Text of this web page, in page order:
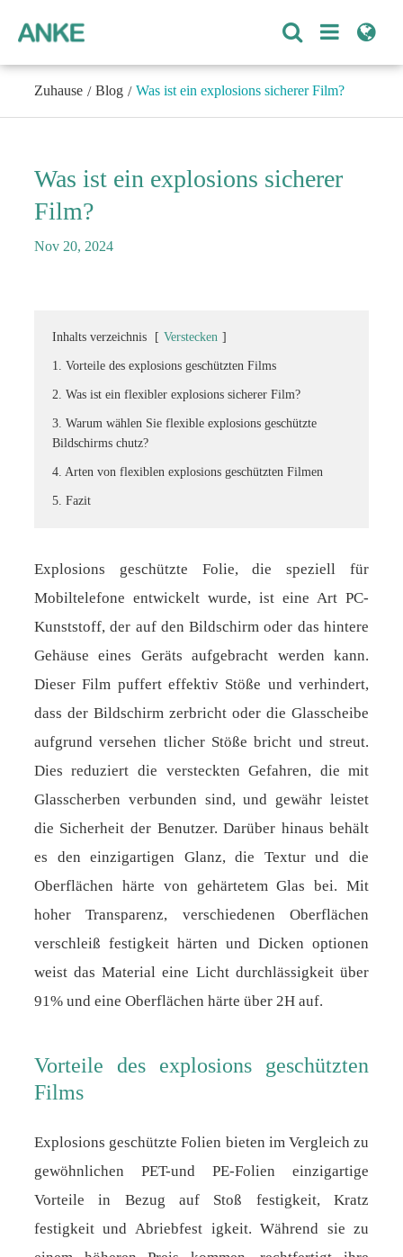
Zuhause Blog Was ist ein explosions sicherer Film?
Was ist ein explosions sicherer
Film?
Nov 20, 2024
Inhalts verzeichnis [ Verstecken ]
1. Vorteile des explosions geschützten Films
2. Was ist ein flexibler explosions sicherer Film?
3. Warum wählen Sie flexible explosions geschützte
Bildschirms chutz?
4. Arten von flexiblen explosions geschützten Filmen
5. Fazit
Explosions geschützte Folie, die speziell für
Mobiltelefone entwickelt wurde, ist eine Art PC-
Kunststoff, der auf den Bildschirm oder das hintere
Gehäuse eines Geräts aufgebracht werden kann.
Dieser Film puffert effektiv Stöße und verhindert,
dass der Bildschirm zerbricht oder die Glasscheibe
aufgrund versehen tlicher Stöße bricht und streut.
Dies reduziert die versteckten Gefahren, die mit
Glasscherben verbunden sind, und gewähr leistet
die Sicherheit der Benutzer. Darüber hinaus behält
es den einzigartigen Glanz, die Textur und die
Oberflächen härte von gehärtetem Glas bei. Mit
hoher Transparenz, verschiedenen Oberflächen
verschleiß festigkeit härten und Dicken optionen
weist das Material eine Licht durchlässigkeit über
91% und eine Oberflächen härte über 2H auf.
Vorteile des explosions geschützten
Films
Explosions geschützte Folien bieten im Vergleich zu
gewöhnlichen PET-und PE-Folien einzigartige
Vorteile in Bezug auf Stoß festigkeit, Kratz
festigkeit und Abriebfest igkeit. Während sie zu